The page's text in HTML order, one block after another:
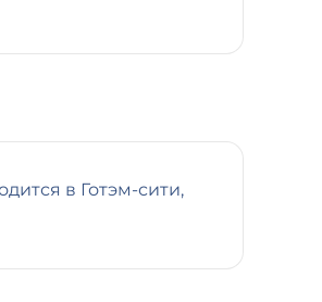
в Готэм-сити,